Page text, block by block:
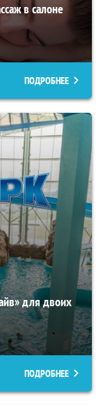
в салоне
ПОДРОБНЕЕ
для двоих
ПОДРОБНЕЕ